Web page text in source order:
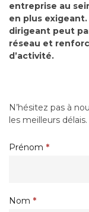
entreprise au
en plus
dirigeant peut
réseau et
d’activité.
N’hésitez pas à
les meilleurs délais.
Formulaire
Prénom *
Nom *
If
leave